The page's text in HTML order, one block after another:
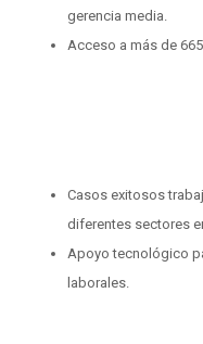
gerencia media.
Acceso a más de
Casos exitosos
diferentes sectores
Apoyo tecnológico
laborales.